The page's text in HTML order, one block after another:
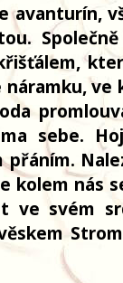
avanturín,
sebe.
nás
ve svém